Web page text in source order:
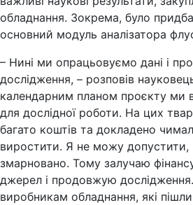
обладнання. Зокрема, було
основний модуль аналізатора
– Нині ми опрацьовуємо дані і
дослідження, – розповів
календарним планом проєкту
для дослідної роботи. На цих
багато коштів та докладено
виростити. Я не можу допустити,
змарновано. Тому залучаю
джерел і продовжую
виробникам обладнання, які пішли